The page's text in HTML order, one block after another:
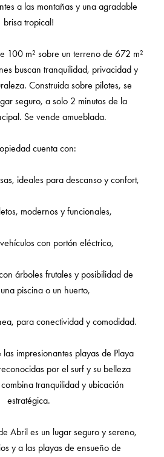
a las montañas y una agradable
brisa tropical!
100 m² sobre un terreno de 672 m²
buscan tranquilidad, privacidad y
Construida sobre pilotes, se
seguro, a solo 2 minutos de la
Se vende amueblada.
cuenta con:
ideales para descanso y confort,
modernos y funcionales,
con portón eléctrico,
árboles frutales y posibilidad de
piscina o un huerto,
para conectividad y comodidad.
impresionantes playas de Playa
por el surf y su belleza
tranquilidad y ubicación
estratégica.
Abril es un lugar seguro y sereno,
y a las playas de ensueño de